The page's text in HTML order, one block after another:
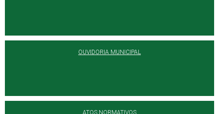
OUVIDORIA MUNICIPAL